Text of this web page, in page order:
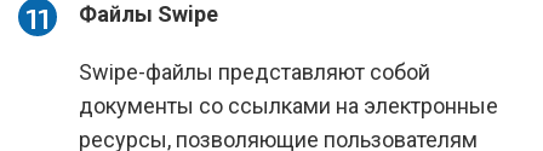
Файлы Swipe
Swipe-файлы представляют собой
документы со ссылками на электронные
ресурсы, позволяющие пользователям